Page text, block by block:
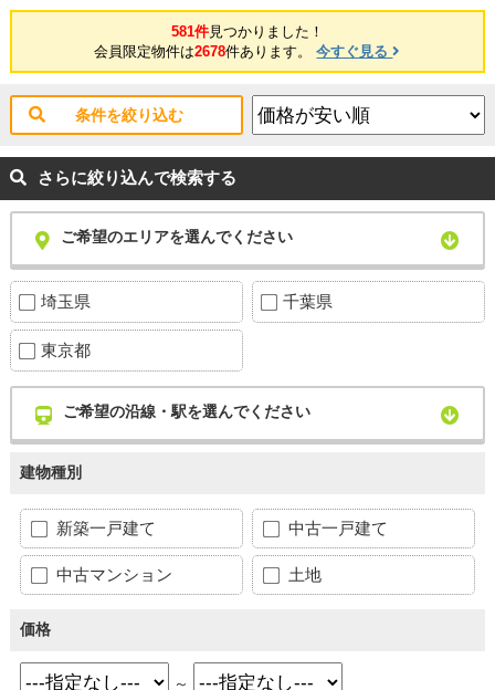
581件見つかりました！
会員限定物件は2678件あります。今すぐ見る
条件を絞り込む
さらに絞り込んで検索する
ご希望のエリアを選んでください
埼玉県 千葉県
東京都
ご希望の沿線・駅を選んでください
建物種別
新築一戸建て 中古一戸建て
中古マンション 土地
価格
～